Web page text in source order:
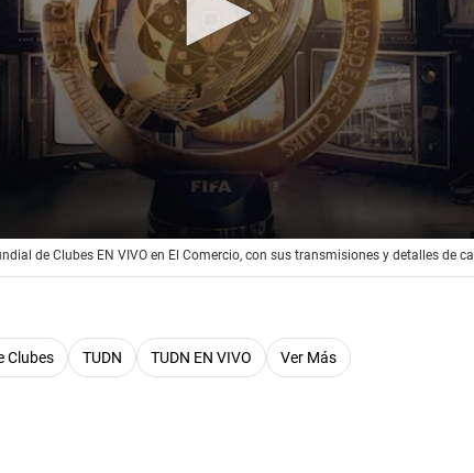
de Clubes EN VIVO en El Comercio, con sus transmisiones y detalles de
Clubes TUDN TUDN EN VIVO Ver Más